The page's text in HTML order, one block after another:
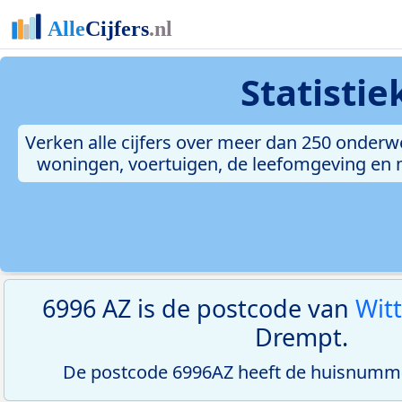
Verken alle cijfers over meer dan 250
woningen, voertuigen, de leefomgeving
6996 AZ is de postcode van
Drempt.
De postcode 6996AZ heeft de